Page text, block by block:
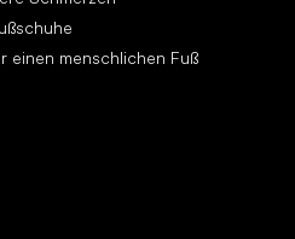
einen menschlichen Fuß